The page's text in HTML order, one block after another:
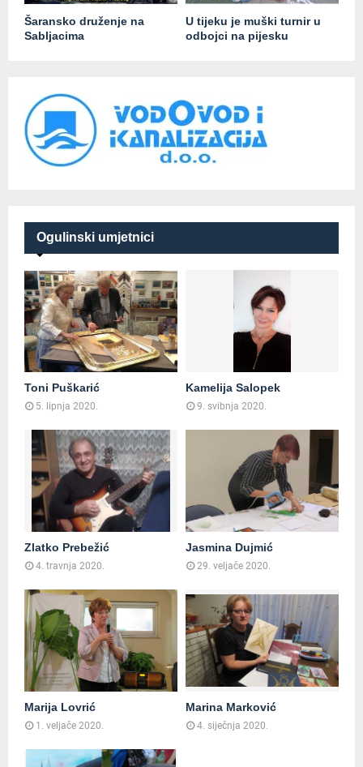
Šaransko druženje na
Sabljacima
U tijeku je muški turnir u
odbojci na pijesku
Ogulinski umjetnici
Toni Puškarić
5. lipnja 2020.
Kamelija Salopek
9. svibnja 2020.
Zlatko Prebežić
4. travnja 2020.
Jasmina Dujmić
29. veljače 2020.
Marija Lovrić
1. veljače 2020.
Marina Marković
4. siječnja 2020.